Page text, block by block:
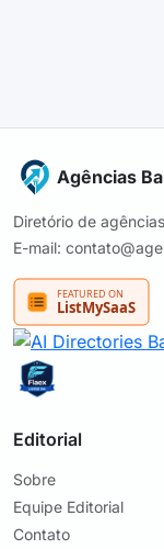
Agências
Diretório de
E-mail:
Editorial
Sobre
Equipe Editorial
Contato